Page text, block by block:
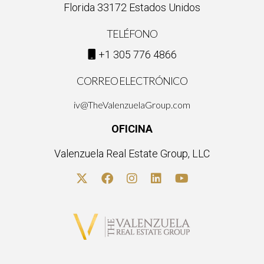
Florida 33172 Estados Unidos
TELÉFONO
+1 305 776 4866
CORREO ELECTRÓNICO
iv@TheValenzuelaGroup.com
OFICINA
Valenzuela Real Estate Group, LLC